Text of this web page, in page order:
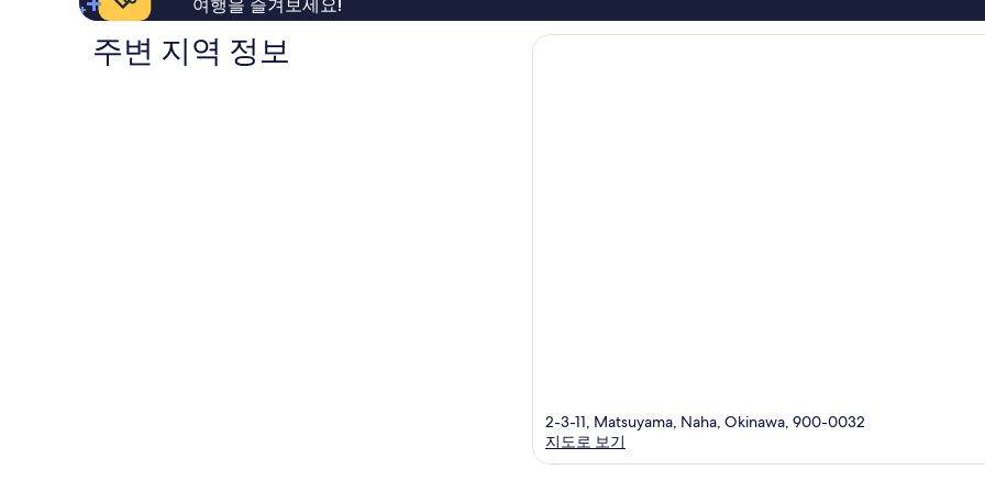
이
후
여행을 즐겨보세요!
주변 지역 정보
2-3-11, Matsuyama, Naha, Okinawa, 900-0032
지도로 보기